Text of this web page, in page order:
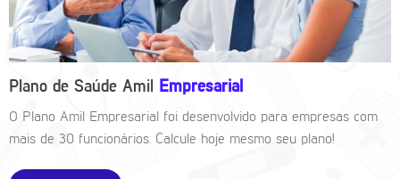
Plano de Saúde Amil Empresarial
O Plano Amil Empresarial foi desenvolvido para empresas com
mais de 30 funcionários. Calcule hoje mesmo seu plano!